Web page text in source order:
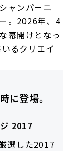
ャンパーニ
。2026年、4
幕開けとなっ
るクリエイ
に登場。
2017
選した2017